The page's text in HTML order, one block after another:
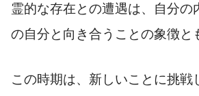
霊的な存在との遭遇は、自分の
の自分と向き合うことの象徴と
この時期は、新しいことに挑戦